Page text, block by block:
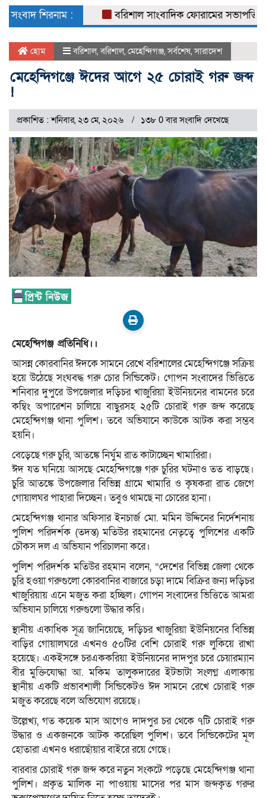
সংবাদ শিরনাম :
বরিশাল সাংবাদিক ফোরামের সভাপতি সুমন
হোম বরিশাল,বরিশাল, মেহেন্দিগঞ্জ,সর্বশেষ,সারাদেশ
মেহেন্দিগঞ্জে ঈদের আগে ২৫ চোরাই গরু জব্দ
!
প্রকাশিত : শনিবার, ২৩ মে, ২০২৬ ১৩৮ 0 বার সংবাদি দেখেছে
মেহেন্দিগঞ্জ প্রতিনিধি।।
আসন্ন কোরবানির ঈদকে সামনে রেখে বরিশালের মেহেন্দিগঞ্জে সক্রিয়
হয়ে উঠেছে সংঘবদ্ধ গরু চোর সিন্ডিকেট। গোপন সংবাদের ভিত্তিতে
শনিবার দুপুরে উপজেলার দড়িচর খাজুরিয়া ইউনিয়নের বামনের চরে
কম্বিং অপারেশন চালিয়ে বাছুরসহ ২৫টি চোরাই গরু জব্দ করেছে
মেহেন্দিগঞ্জ থানা পুলিশ। তবে অভিযানে কাউকে আটক করা সম্ভব
হয়নি।
বেড়েছে গরু চুরি, আতঙ্কে নির্ঘুম রাত কাটাচ্ছেন খামারিরা।
ঈদ যত ঘনিয়ে আসছে মেহেন্দিগঞ্জে গরু চুরির ঘটনাও তত বাড়ছে।
চুরি আতঙ্কে উপজেলার বিভিন্ন গ্রামে খামারি ও কৃষকরা রাত জেগে
গোয়ালঘর পাহারা দিচ্ছেন। তবুও থামছে না চোরের হানা।
মেহেন্দিগঞ্জ থানার অফিসার ইনচার্জ মো. মমিন উদ্দিনের নির্দেশনায়
পুলিশ পরিদর্শক (তদন্ত) মতিউর রহমানের নেতৃত্বে পুলিশের একটি
চৌকস দল এ অভিযান পরিচালনা করে।
পুলিশ পরিদর্শক মতিউর রহমান বলেন, “দেশের বিভিন্ন জেলা থেকে
চুরি হওয়া গরুগুলো কোরবানির বাজারে চড়া দামে বিক্রির জন্য দড়িচর
খাজুরিয়ায় এনে মজুত করা হচ্ছিল। গোপন সংবাদের ভিত্তিতে আমরা
অভিযান চালিয়ে গরুগুলো উদ্ধার করি।
স্থানীয় একাধিক সূত্র জানিয়েছে, দড়িচর খাজুরিয়া ইউনিয়নের বিভিন্ন
বাড়ির গোয়ালঘরে এখনও ৫০টির বেশি চোরাই গরু লুকিয়ে রাখা
হয়েছে। একইসঙ্গে চরএককরিয়া ইউনিয়নের দাদপুর চরে চেয়ারম্যান
বীর মুক্তিযোদ্ধা আ. মকিম তালুকদারের ইটভাটা সংলগ্ন এলাকায়
স্থানীয় একটি প্রভাবশালী সিন্ডিকেটও ঈদ সামনে রেখে চোরাই গরু
মজুত করেছে বলে অভিযোগ রয়েছে।
উল্লেখ্য, গত কয়েক মাস আগেও দাদপুর চর থেকে ৭টি চোরাই গরু
উদ্ধার ও একজনকে আটক করেছিল পুলিশ। তবে সিন্ডিকেটের মূল
হোতারা এখনও ধরাছোঁয়ার বাইরে রয়ে গেছে।
বারবার চোরাই গরু জব্দ করে নতুন সংকটে পড়েছে মেহেন্দিগঞ্জ থানা
পুলিশ। প্রকৃত মালিক না পাওয়ায় মাসের পর মাস জব্দকৃত গরুর